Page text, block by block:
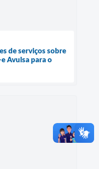
de serviços sobre
Avulsa para o